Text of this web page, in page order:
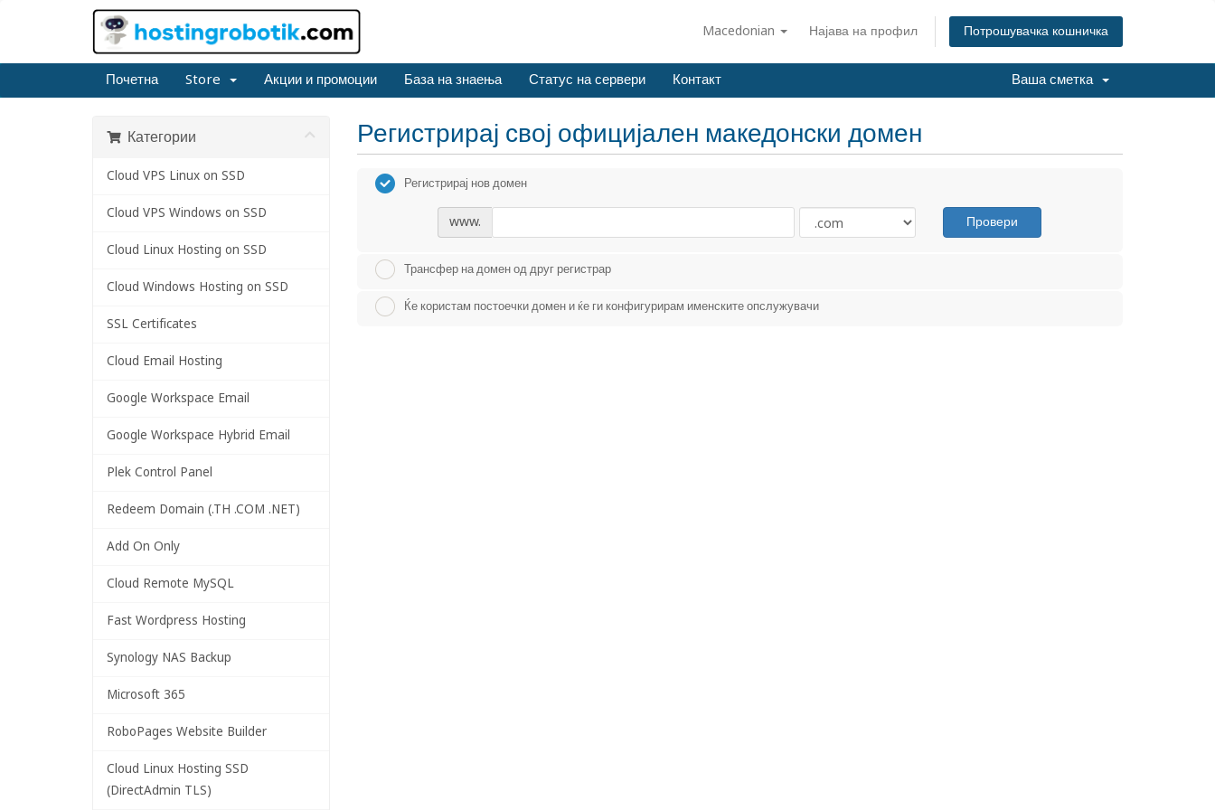
Macedonian Најава на профил Потрошувачка кошничка
Почетна Store Акции и промоции База на знаења Статус на сервери Контакт Ваша сметка
Категории
Cloud VPS Linux on SSD
Cloud VPS Windows on SSD
Cloud Linux Hosting on SSD
Cloud Windows Hosting on SSD
SSL Certificates
Cloud Email Hosting
Google Workspace Email
Google Workspace Hybrid Email
Plek Control Panel
Redeem Domain (.TH .COM .NET)
Add On Only
Cloud Remote MySQL
Fast Wordpress Hosting
Synology NAS Backup
Microsoft 365
RoboPages Website Builder
Cloud Linux Hosting SSD
(DirectAdmin TLS)
Регистрирај свој официјален македонски домен
Регистрирај нов домен
www. Провери
Трансфер на домен од друг регистрар
Ќе користам постоечки домен и ќе ги конфигурирам именските опслужувачи